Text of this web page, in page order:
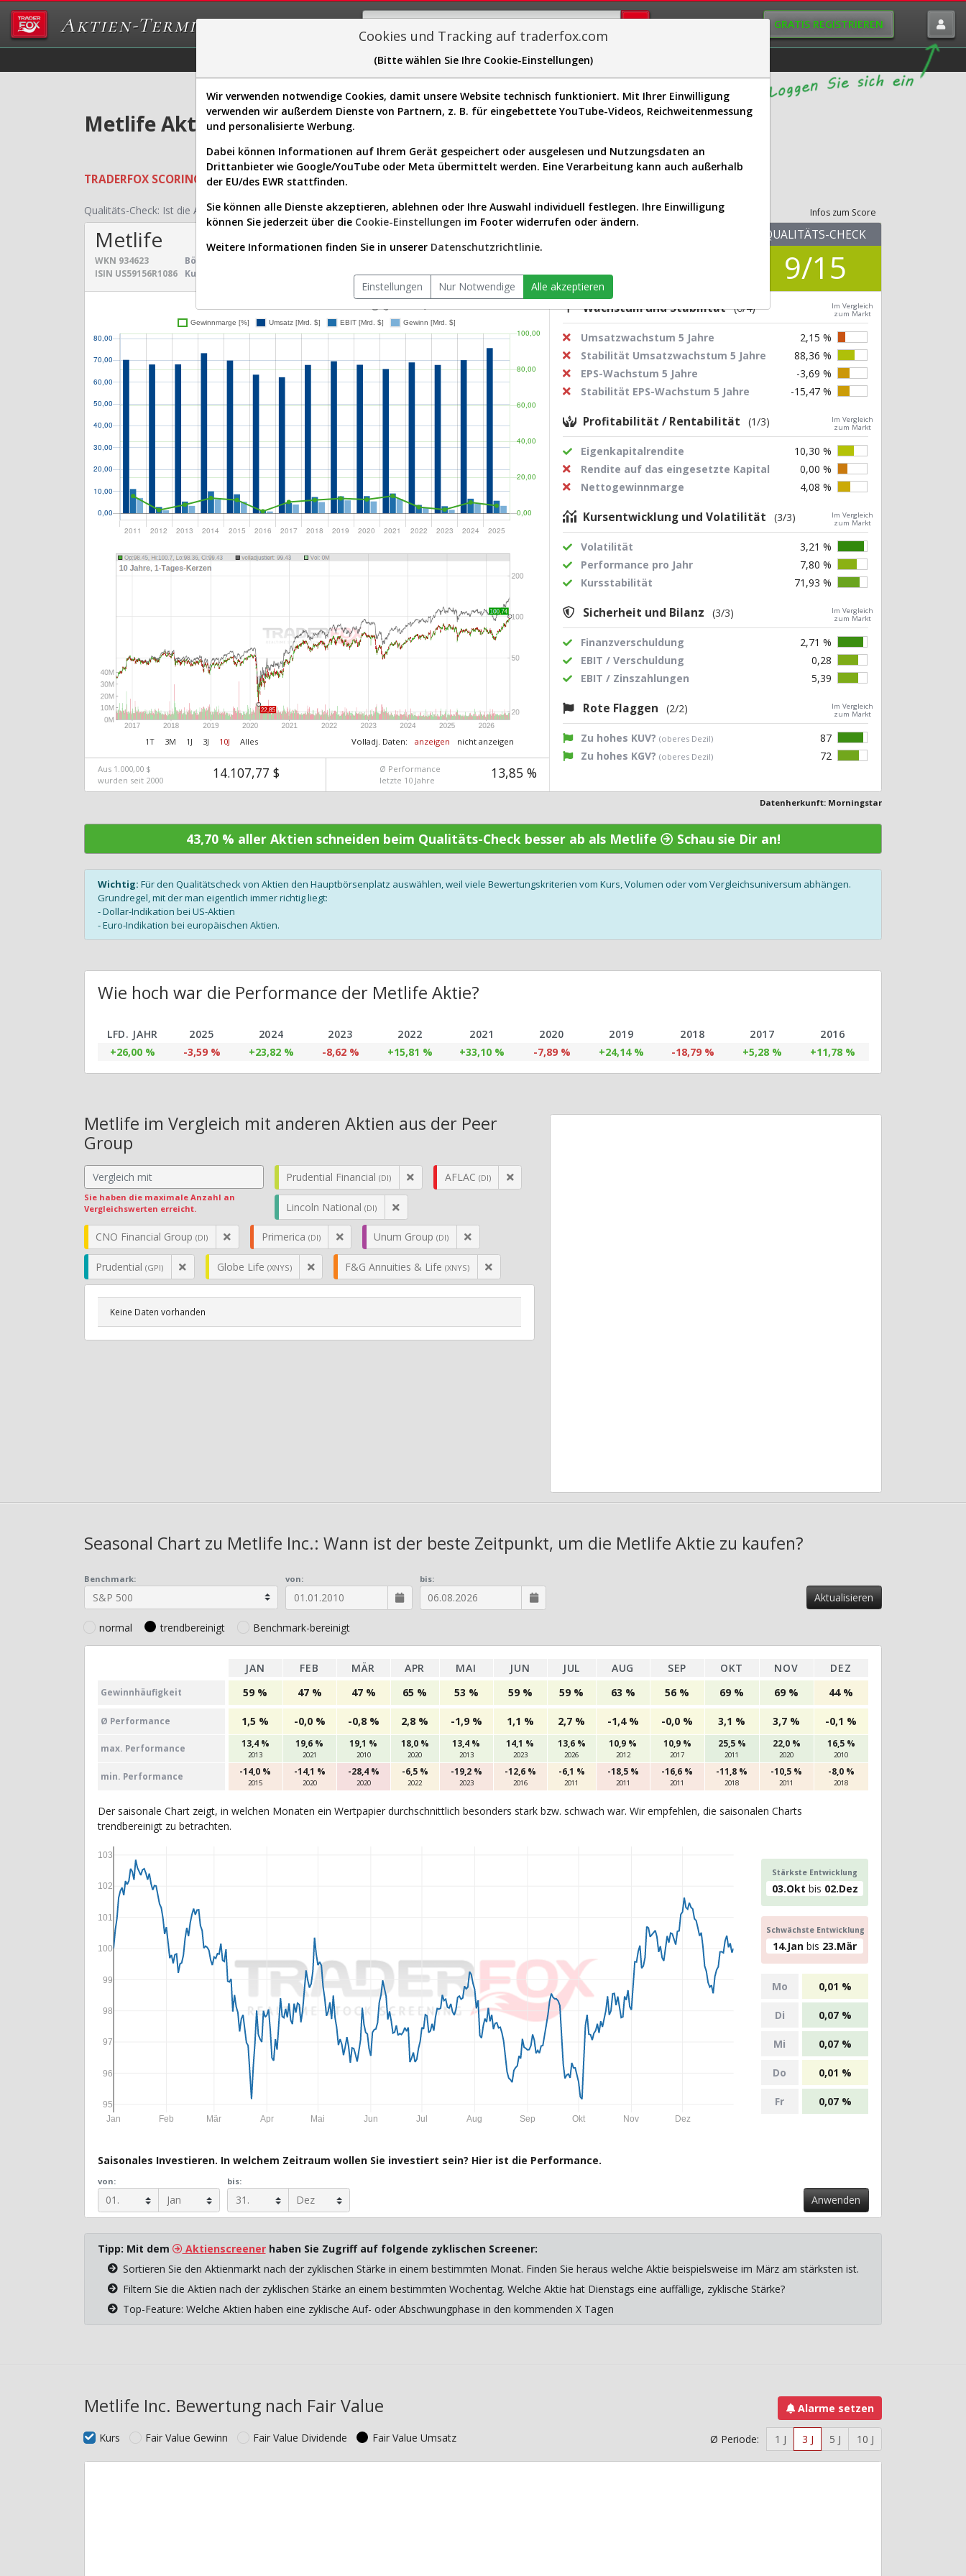
Aktien-Terminal GRATIS REGISTRIEREN
Sector-Spider Easy-Scan Visualizations
Metlife Aktie: Realtime-Kurs & Analyse (934623 | MET)
TRADERFOX SCORING SYSTEMS: Qualitäts-Check
Qualitäts-Check: Ist die Aktie zum Investieren geeignet? Infos zum Score
Metlife
WKN 934623
ISIN US59156R1086
Börsenwert:
Kurs:
Universum: USA 2000 (v)
2,33 %
QUALITÄTS-CHECK
9/15
Wachstum und Stabilität (0/4)
Im Vergleich
zum Markt
Umsatzwachstum 5 Jahre
2,15 %
Stabilität Umsatzwachstum 5 Jahre
88,36 %
EPS-Wachstum 5 Jahre
-3,69 %
Stabilität EPS-Wachstum 5 Jahre
-15,47 %
Profitabilität / Rentabilität (1/3)
Im Vergleich
zum Markt
Eigenkapitalrendite
10,30 %
Rendite auf das eingesetzte Kapital
0,00 %
Nettogewinnmarge
4,08 %
Kursentwicklung und Volatilität (3/3)
Im Vergleich
zum Markt
Volatilität
3,21 %
Performance pro Jahr
7,80 %
Kursstabilität
71,93 %
Sicherheit und Bilanz (3/3)
Im Vergleich
zum Markt
Finanzverschuldung
2,71 %
EBIT / Verschuldung
0,28
EBIT / Zinszahlungen
5,39
Rote Flaggen (2/2)
Im Vergleich
zum Markt
Zu hohes KUV?(oberes Dezil)
87
Zu hohes KGV?(oberes Dezil) 72
1T 3M 1J 3J 10J Alles Volladj. Daten: anzeigen nicht anzeigen
Aus 1.000,00 $
wurden seit 2000
14.107,77 $
Ø Performance
letzte 10 Jahre
13,85 %
Datenherkunft: Morningstar
43,70 % aller Aktien schneiden beim Qualitäts-Check besser ab als Metlife Schau sie Dir an!
Wichtig: Für den Qualitätscheck von Aktien den Hauptbörsenplatz auswählen, weil viele Bewertungskriterien vom Kurs, Volumen oder vom Vergleichsuniversum abhängen.
Grundregel, mit der man eigentlich immer richtig liegt:
- Dollar-Indikation bei US-Aktien
- Euro-Indikation bei europäischen Aktien.
Wie hoch war die Performance der Metlife Aktie?
LFD. JAHR 2025 2024 2023 2022 2021 2020 2019 2018 2017
2016
+26,00 %
-3,59 % +23,82 % -8,62 % +15,81 % +33,10 % -7,89 % +24,14 % -18,79 % +5,28 % +11,78 %
Metlife im Vergleich mit anderen Aktien aus der Peer
Group
Sie haben die maximale Anzahl an
Vergleichswerten erreicht.
Prudential Financial (DI) AFLAC (DI)
Lincoln National (DI)
CNO Financial Group (DI) Primerica (DI) Unum Group (DI)
Prudential (GPI) Globe Life (XNYS) F&G Annuities & Life (XNYS)
Keine Daten vorhanden
Seasonal Chart zu Metlife Inc.: Wann ist der beste Zeitpunkt, um die Metlife Aktie zu kaufen?
Benchmark: von: bis:
normal trendbereinigt Benchmark-bereinigt
JAN FEB MÄR APR MAI JUN JUL AUG SEP OKT NOV DEZ
Gewinn­häufig­keit 59 % 47 % 47 % 65 % 53 % 59 % 59 % 63 % 56 % 69 % 69 % 44 %
Ø Perfor­mance 1,5 % -0,0 % -0,8 % 2,8 % -1,9 % 1,1 % 2,7 % -1,4 % -0,0 % 3,1 % 3,7 % -0,1 %
max. Per­for­mance 13,4 %
2013
19,6 %
2021
19,1 %
2010
18,0 %
2020
13,4 %
2013
14,1 %
2023
13,6 %
2026
10,9 %
2012
10,9 %
2017
25,5 %
2011
22,0 %
2020
16,5 %
2010
min. Per­for­mance -14,0 %
2015
-14,1 %
2020
-28,4 %
2020
-6,5 %
2022
-19,2 %
2023
-12,6 %
2016
-6,1 %
2011
-18,5 %
2011
-16,6 %
2011
-11,8 %
2018
-10,5 %
2011
-8,0 %
2018
Der saisonale Chart zeigt, in welchen Monaten ein Wertpapier durchschnittlich besonders stark bzw. schwach war. Wir empfehlen, die saisonalen Charts
trendbereinigt zu betrachten.
Jan Feb Mär Apr Mai Jun Jul Aug Sep Okt Nov Dez
95
96
97
98
99
100
101
102
103
Stärkste Entwicklung
03.Okt bis 02.Dez
Schwächste Entwicklung
14.Jan bis 23.Mär
Mo 0,01 %
Di 0,07 %
Mi 0,07 %
Do 0,01 %
Fr 0,07 %
Saisonales Investieren. In welchem Zeitraum wollen Sie investiert sein? Hier ist die Performance.
von: bis:
Tipp: Mit dem Aktienscreenerhaben Sie Zugriff auf folgende zyklischen Screener:
Sortieren Sie den Aktienmarkt nach der zyklischen Stärke in einem bestimmten Monat. Finden Sie heraus welche Aktie beispielsweise im März am stärksten ist.
Filtern Sie die Aktien nach der zyklischen Stärke an einem bestimmten Wochentag. Welche Aktie hat Dienstags eine auffällige, zyklische Stärke?
Top-Feature: Welche Aktien haben eine zyklische Auf- oder Abschwungphase in den kommenden X Tagen
Metlife Inc. Bewertung nach Fair Value Alarme setzen
Kurs Fair Value Gewinn Fair Value Dividende Fair Value Umsatz Ø Periode: 1 J 3 J 5 J 10 J
Cookies und Tracking auf traderfox.com
(Bitte wählen Sie Ihre Cookie-Einstellungen)
Wir verwenden notwendige Cookies, damit unsere Website technisch funktioniert. Mit Ihrer Einwilligung
verwenden wir außerdem Dienste von Partnern, z. B. für eingebettete YouTube-Videos, Reichweitenmessung
und personalisierte Werbung.
Dabei können Informationen auf Ihrem Gerät gespeichert oder ausgelesen und Nutzungsdaten an
Drittanbieter wie Google/YouTube oder Meta übermittelt werden. Eine Verarbeitung kann auch außerhalb
der EU/des EWR stattfinden.
Sie können alle Dienste akzeptieren, ablehnen oder Ihre Auswahl individuell festlegen. Ihre Einwilligung
können Sie jederzeit über die Cookie-Einstellungen im Footer widerrufen oder ändern.
Weitere Informationen finden Sie in unserer Datenschutzrichtlinie.
Einstellungen Nur Notwendige Alle akzeptieren